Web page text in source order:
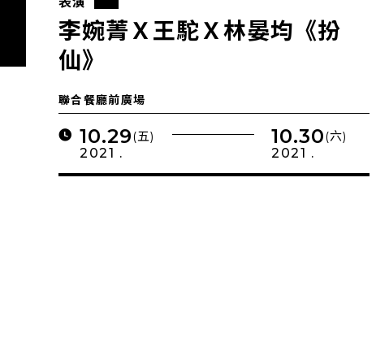
李婉菁Ｘ王駝Ｘ林晏均《扮
仙》
聯合餐廳前廣場
10.29(五)
2021 .
10.30(六)
2021 .